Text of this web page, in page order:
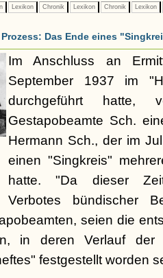
Lexikon Chronik Lexikon Chronik Lexikon
Das Ende eines
Im Anschluss an
September 1937 im
durchgeführt hatte,
Gestapobeamte Sch.
Hermann Sch., der im
einen "Singkreis"
hatte. "Da dieser
Verbotes bündischer
seien die
in deren Verlauf der
festgestellt worden